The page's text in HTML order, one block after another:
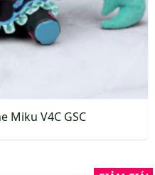
Miku V4C GSC